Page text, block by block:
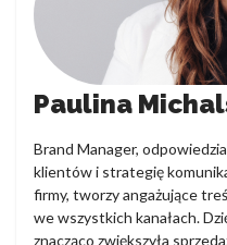
Paulina
Brand Manager,
klientów i strategię
firmy, tworzy angażujące
we wszystkich kanałach.
znacząco zwiększyła